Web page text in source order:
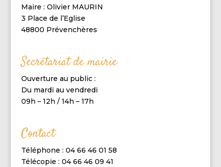
Maire : Olivier MAURIN
3 Place de l’Eglise
48800 Prévenchères
Secrétariat de mairie
Ouverture au public :
Du mardi au vendredi
09h – 12h / 14h – 17h
Contact
Téléphone : 04 66 46 01 58
Télécopie : 04 66 46 09 41